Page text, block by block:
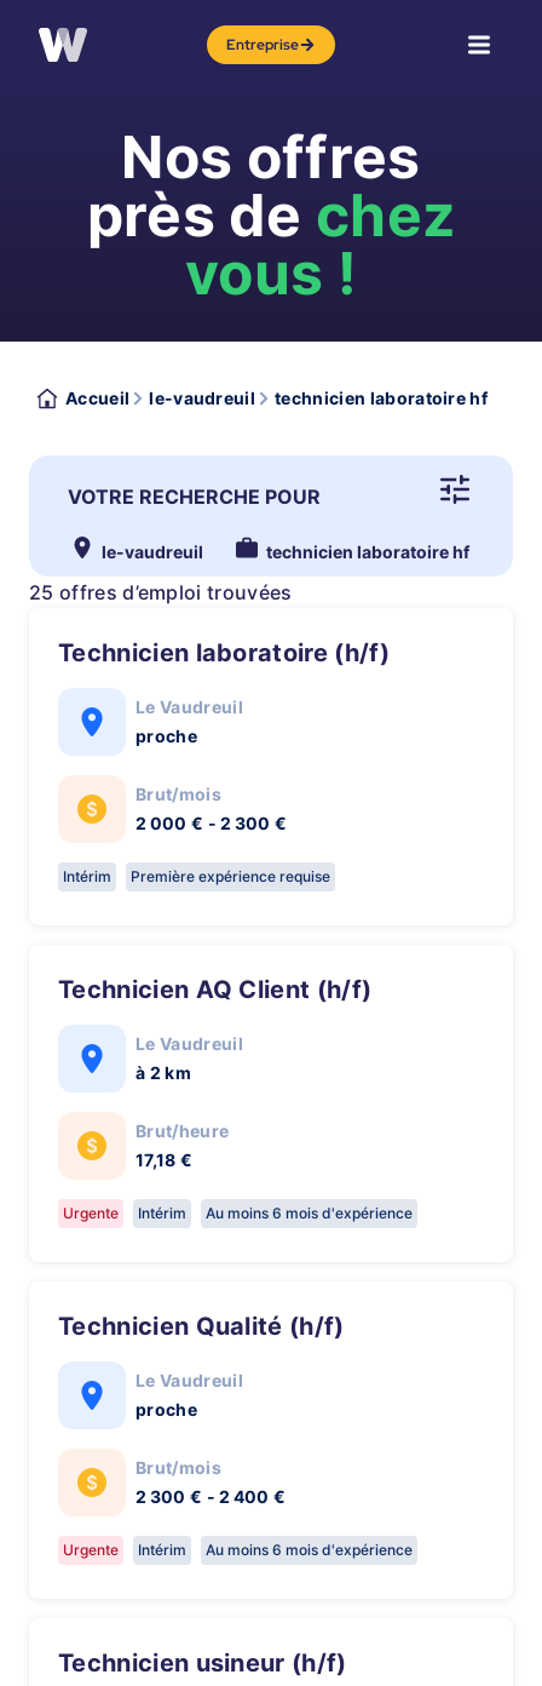
Entreprise
Nos offres
près de chez
vous !
Accueil le-vaudreuil technicien laboratoire hf
VOTRE RECHERCHE POUR
le-vaudreuil technicien laboratoire hf
25 offres d’emploi trouvées
Technicien laboratoire (h/f)
Le Vaudreuil
proche
Brut/mois
2 000 € - 2 300 €
Intérim Première expérience requise
Technicien AQ Client (h/f)
Le Vaudreuil
à 2 km
Brut/heure
17,18 €
Urgente Intérim Au moins 6 mois d'expérience
Technicien Qualité (h/f)
Le Vaudreuil
proche
Brut/mois
2 300 € - 2 400 €
Urgente Intérim Au moins 6 mois d'expérience
Technicien usineur (h/f)